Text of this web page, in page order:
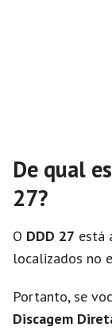
De qual
27?
O DDD 27 está
localizados no
Portanto, se
Discagem